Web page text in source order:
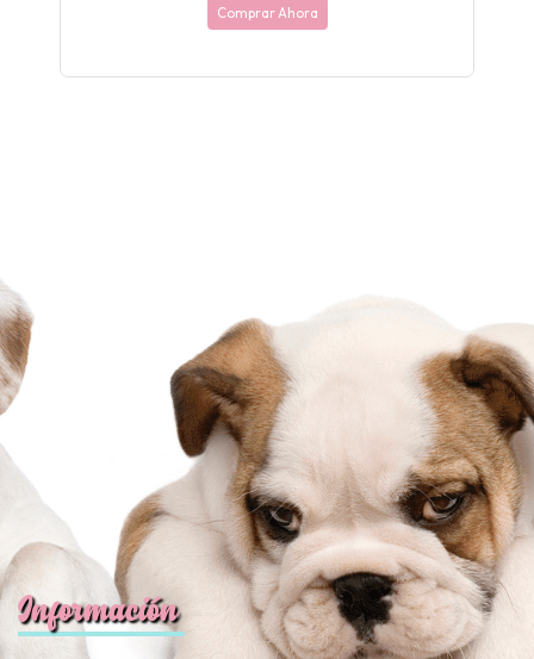
Comprar Ahora
Información